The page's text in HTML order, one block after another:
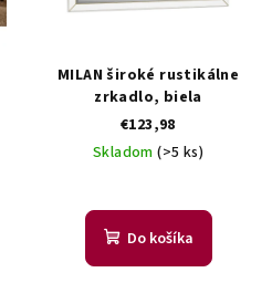
MILAN široké rustikálne
zrkadlo, biela
€123,98
Skladom(>5 ks)
Do košíka